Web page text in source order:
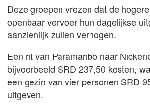
Deze groepen vrezen dat de
openbaar vervoer hun dagelijkse
aanzienlijk zullen verhogen.
Een rit van Paramaribo naar
bijvoorbeeld SRD 237,50 kosten,
een gezin van vier personen SRD
uitgeven.